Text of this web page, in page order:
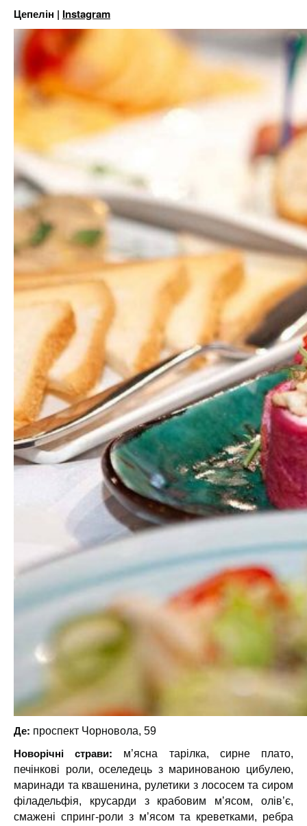
Цепелін | Instagram
Де: проспект Чорновола, 59
Новорічні страви: м’ясна тарілка, сирне плато,
печінкові роли, оселедець з маринованою цибулею,
маринади та квашенина, рулетики з лососем та сиром
філадельфія, крусарди з крабовим м’ясом, олів’є,
смажені спринг-роли з м’ясом та креветками, ребра